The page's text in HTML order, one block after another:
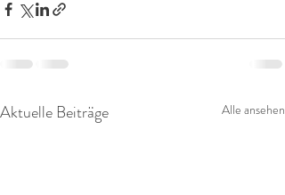
Aktuelle Beiträge Alle ansehen